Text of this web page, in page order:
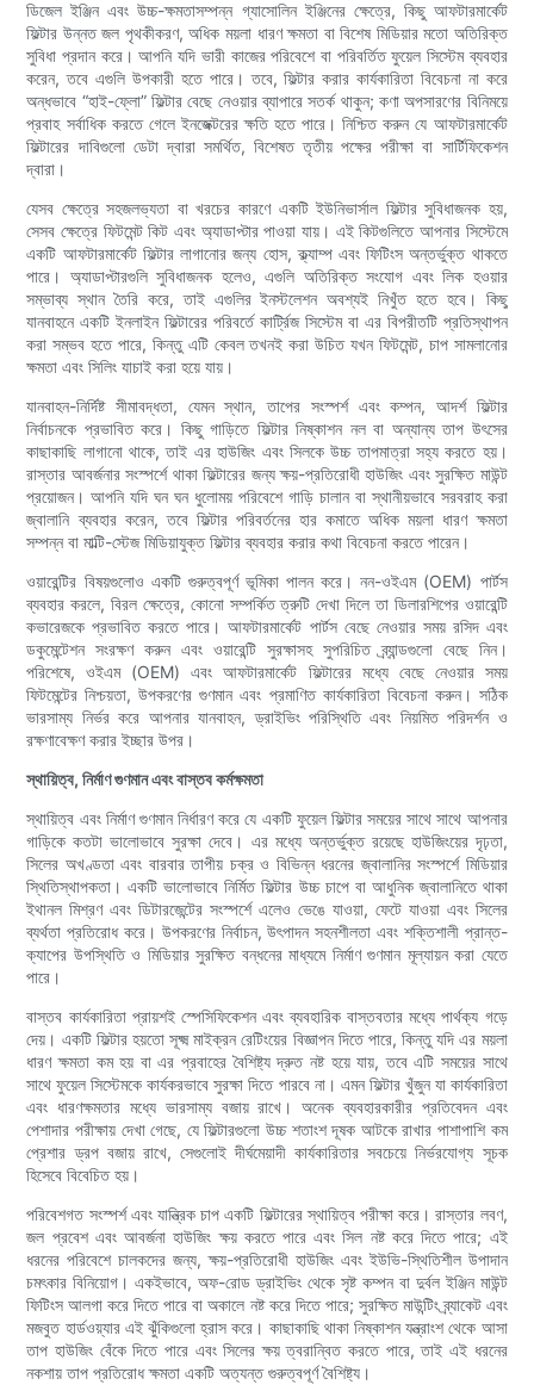
ডিজেল ইঞ্জিন এবং উচ্চ-ক্ষমতাসম্পন্ন গ্যাসোলিন ইঞ্জিনের ক্ষেত্রে, কিছু আফটারমার্কেট
ফিল্টার উন্নত জল পৃথকীকরণ, অধিক ময়লা ধারণ ক্ষমতা বা বিশেষ মিডিয়ার মতো অতিরিক্ত
সুবিধা প্রদান করে। আপনি যদি ভারী কাজের পরিবেশে বা পরিবর্তিত ফুয়েল সিস্টেম ব্যবহার
করেন, তবে এগুলি উপকারী হতে পারে। তবে, ফিল্টার করার কার্যকারিতা বিবেচনা না করে
অন্ধভাবে “হাই-ফ্লো” ফিল্টার বেছে নেওয়ার ব্যাপারে সতর্ক থাকুন; কণা অপসারণের বিনিময়ে
প্রবাহ সর্বাধিক করতে গেলে ইনজেক্টরের ক্ষতি হতে পারে। নিশ্চিত করুন যে আফটারমার্কেট
ফিল্টারের দাবিগুলো ডেটা দ্বারা সমর্থিত, বিশেষত তৃতীয় পক্ষের পরীক্ষা বা সার্টিফিকেশন
দ্বারা।
যেসব ক্ষেত্রে সহজলভ্যতা বা খরচের কারণে একটি ইউনিভার্সাল ফিল্টার সুবিধাজনক হয়,
সেসব ক্ষেত্রে ফিটমেন্ট কিট এবং অ্যাডাপ্টার পাওয়া যায়। এই কিটগুলিতে আপনার সিস্টেমে
একটি আফটারমার্কেট ফিল্টার লাগানোর জন্য হোস, ক্ল্যাম্প এবং ফিটিংস অন্তর্ভুক্ত থাকতে
পারে। অ্যাডাপ্টারগুলি সুবিধাজনক হলেও, এগুলি অতিরিক্ত সংযোগ এবং লিক হওয়ার
সম্ভাব্য স্থান তৈরি করে, তাই এগুলির ইনস্টলেশন অবশ্যই নিখুঁত হতে হবে। কিছু
যানবাহনে একটি ইনলাইন ফিল্টারের পরিবর্তে কার্ট্রিজ সিস্টেম বা এর বিপরীতটি প্রতিস্থাপন
করা সম্ভব হতে পারে, কিন্তু এটি কেবল তখনই করা উচিত যখন ফিটমেন্ট, চাপ সামলানোর
ক্ষমতা এবং সিলিং যাচাই করা হয়ে যায়।
যানবাহন-নির্দিষ্ট সীমাবদ্ধতা, যেমন স্থান, তাপের সংস্পর্শ এবং কম্পন, আদর্শ ফিল্টার
নির্বাচনকে প্রভাবিত করে। কিছু গাড়িতে ফিল্টার নিষ্কাশন নল বা অন্যান্য তাপ উৎসের
কাছাকাছি লাগানো থাকে, তাই এর হাউজিং এবং সিলকে উচ্চ তাপমাত্রা সহ্য করতে হয়।
রাস্তার আবর্জনার সংস্পর্শে থাকা ফিল্টারের জন্য ক্ষয়-প্রতিরোধী হাউজিং এবং সুরক্ষিত মাউন্ট
প্রয়োজন। আপনি যদি ঘন ঘন ধুলোময় পরিবেশে গাড়ি চালান বা স্থানীয়ভাবে সরবরাহ করা
জ্বালানি ব্যবহার করেন, তবে ফিল্টার পরিবর্তনের হার কমাতে অধিক ময়লা ধারণ ক্ষমতা
সম্পন্ন বা মাল্টি-স্টেজ মিডিয়াযুক্ত ফিল্টার ব্যবহার করার কথা বিবেচনা করতে পারেন।
ওয়ারেন্টির বিষয়গুলোও একটি গুরুত্বপূর্ণ ভূমিকা পালন করে। নন-ওইএম (OEM) পার্টস
ব্যবহার করলে, বিরল ক্ষেত্রে, কোনো সম্পর্কিত ত্রুটি দেখা দিলে তা ডিলারশিপের ওয়ারেন্টি
কভারেজকে প্রভাবিত করতে পারে। আফটারমার্কেট পার্টস বেছে নেওয়ার সময় রসিদ এবং
ডকুমেন্টেশন সংরক্ষণ করুন এবং ওয়ারেন্টি সুরক্ষাসহ সুপরিচিত ব্র্যান্ডগুলো বেছে নিন।
পরিশেষে, ওইএম (OEM) এবং আফটারমার্কেট ফিল্টারের মধ্যে বেছে নেওয়ার সময়
ফিটমেন্টের নিশ্চয়তা, উপকরণের গুণমান এবং প্রমাণিত কার্যকারিতা বিবেচনা করুন। সঠিক
ভারসাম্য নির্ভর করে আপনার যানবাহন, ড্রাইভিং পরিস্থিতি এবং নিয়মিত পরিদর্শন ও
রক্ষণাবেক্ষণ করার ইচ্ছার উপর।
স্থায়িত্ব, নির্মাণ গুণমান এবং বাস্তব কর্মক্ষমতা
স্থায়িত্ব এবং নির্মাণ গুণমান নির্ধারণ করে যে একটি ফুয়েল ফিল্টার সময়ের সাথে সাথে আপনার
গাড়িকে কতটা ভালোভাবে সুরক্ষা দেবে। এর মধ্যে অন্তর্ভুক্ত রয়েছে হাউজিংয়ের দৃঢ়তা,
সিলের অখণ্ডতা এবং বারবার তাপীয় চক্র ও বিভিন্ন ধরনের জ্বালানির সংস্পর্শে মিডিয়ার
স্থিতিস্থাপকতা। একটি ভালোভাবে নির্মিত ফিল্টার উচ্চ চাপে বা আধুনিক জ্বালানিতে থাকা
ইথানল মিশ্রণ এবং ডিটারজেন্টের সংস্পর্শে এলেও ভেঙে যাওয়া, ফেটে যাওয়া এবং সিলের
ব্যর্থতা প্রতিরোধ করে। উপকরণের নির্বাচন, উৎপাদন সহনশীলতা এবং শক্তিশালী প্রান্ত-
ক্যাপের উপস্থিতি ও মিডিয়ার সুরক্ষিত বন্ধনের মাধ্যমে নির্মাণ গুণমান মূল্যায়ন করা যেতে
পারে।
বাস্তব কার্যকারিতা প্রায়শই স্পেসিফিকেশন এবং ব্যবহারিক বাস্তবতার মধ্যে পার্থক্য গড়ে
দেয়। একটি ফিল্টার হয়তো সূক্ষ্ম মাইক্রন রেটিংয়ের বিজ্ঞাপন দিতে পারে, কিন্তু যদি এর ময়লা
ধারণ ক্ষমতা কম হয় বা এর প্রবাহের বৈশিষ্ট্য দ্রুত নষ্ট হয়ে যায়, তবে এটি সময়ের সাথে
সাথে ফুয়েল সিস্টেমকে কার্যকরভাবে সুরক্ষা দিতে পারবে না। এমন ফিল্টার খুঁজুন যা কার্যকারিতা
এবং ধারণক্ষমতার মধ্যে ভারসাম্য বজায় রাখে। অনেক ব্যবহারকারীর প্রতিবেদন এবং
পেশাদার পরীক্ষায় দেখা গেছে, যে ফিল্টারগুলো উচ্চ শতাংশ দূষক আটকে রাখার পাশাপাশি কম
প্রেশার ড্রপ বজায় রাখে, সেগুলোই দীর্ঘমেয়াদী কার্যকারিতার সবচেয়ে নির্ভরযোগ্য সূচক
হিসেবে বিবেচিত হয়।
পরিবেশগত সংস্পর্শ এবং যান্ত্রিক চাপ একটি ফিল্টারের স্থায়িত্ব পরীক্ষা করে। রাস্তার লবণ,
জল প্রবেশ এবং আবর্জনা হাউজিং ক্ষয় করতে পারে এবং সিল নষ্ট করে দিতে পারে; এই
ধরনের পরিবেশে চালকদের জন্য, ক্ষয়-প্রতিরোধী হাউজিং এবং ইউভি-স্থিতিশীল উপাদান
চমৎকার বিনিয়োগ। একইভাবে, অফ-রোড ড্রাইভিং থেকে সৃষ্ট কম্পন বা দুর্বল ইঞ্জিন মাউন্ট
ফিটিংস আলগা করে দিতে পারে বা অকালে নষ্ট করে দিতে পারে; সুরক্ষিত মাউন্টিং ব্র্যাকেট এবং
মজবুত হার্ডওয়্যার এই ঝুঁকিগুলো হ্রাস করে। কাছাকাছি থাকা নিষ্কাশন যন্ত্রাংশ থেকে আসা
তাপ হাউজিং বেঁকে দিতে পারে এবং সিলের ক্ষয় ত্বরান্বিত করতে পারে, তাই এই ধরনের
নকশায় তাপ প্রতিরোধ ক্ষমতা একটি অত্যন্ত গুরুত্বপূর্ণ বৈশিষ্ট্য।